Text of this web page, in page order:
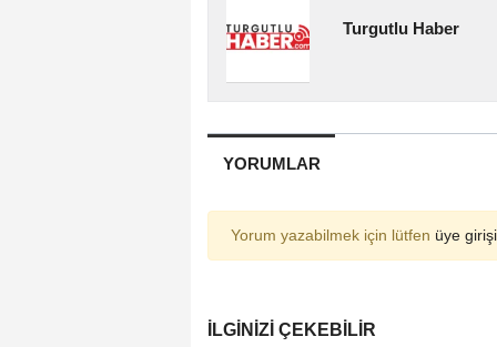
Turgutlu Haber
YORUMLAR
Yorum yazabilmek için lütfen üye girişi
İLGINIZI ÇEKEBILIR